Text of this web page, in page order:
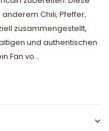
Chili, Pfeffer,
zusammengestellt,
und authentischen
Fan vo...